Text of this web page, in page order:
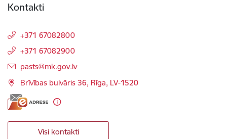
Kontakti
+371 67082800
+371 67082900
E-pasts:
pasts@mk.gov.lv
Brīvības bulvāris 36, Rīga, LV-1520
Visi kontakti